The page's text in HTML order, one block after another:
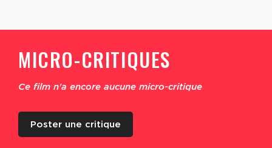
MICRO-CRITIQUES
Ce film n'a encore aucune micro-critique
Poster une critique